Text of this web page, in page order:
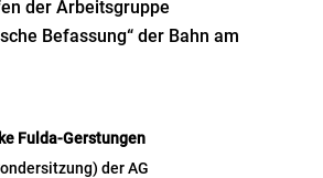
der Arbeitsgruppe
Befassung“ der Bahn am
Fulda-Gerstungen
der AG